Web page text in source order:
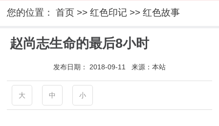
您的位置：首页 >>红色印记 >>红色故事
赵尚志生命的最后8小时
发布日期： 2018-09-11 来源：本站
大 中 小